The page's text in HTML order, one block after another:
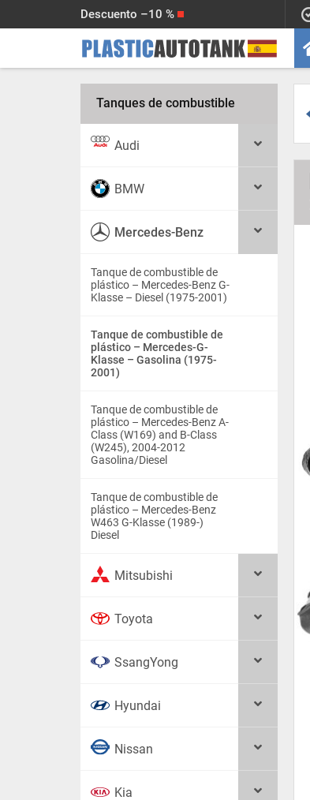
Descuento –10 %
Tanques de combustible
Audi
BMW
Mercedes-Benz
Tanque de combustible de
plástico – Mercedes-Benz G-
Klasse – Diesel (1975-2001)
Tanque de combustible de
plástico – Mercedes-G-
Klasse – Gasolina (1975-
2001)
Tanque de combustible de
plástico – Mercedes-Benz A-
Class (W169) and B-Class
(W245), 2004-2012
Gasolina/Diesel
Tanque de combustible de
plástico – Mercedes-Benz
W463 G-Klasse (1989-)
Diesel
Mitsubishi
Toyota
SsangYong
Hyundai
Nissan
Kia